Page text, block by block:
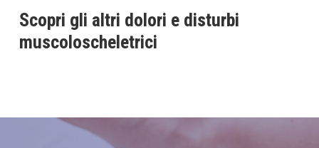
Scopri gli altri dolori e disturbi
muscoloscheletrici